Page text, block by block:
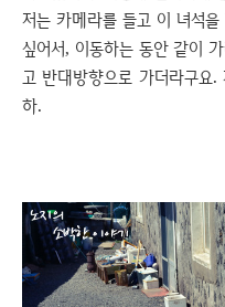
저는 카메라를 들고 이 녀석
싶어서, 이동하는 동안 같이
고 반대방향으로 가더라구요
하.